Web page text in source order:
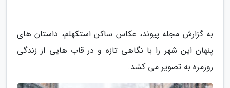
به گزارش مجله پیوند، عکاس ساکن استکهلم، داستان های
پنهان این شهر را با نگاهی تازه و در قاب هایی از زندگی
روزمره به تصویر می کشد.